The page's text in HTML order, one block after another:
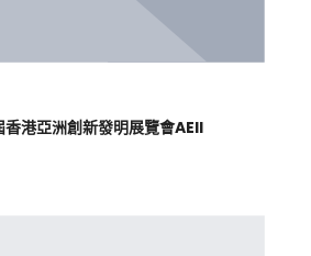
港亞洲創新發明展覽會AEII